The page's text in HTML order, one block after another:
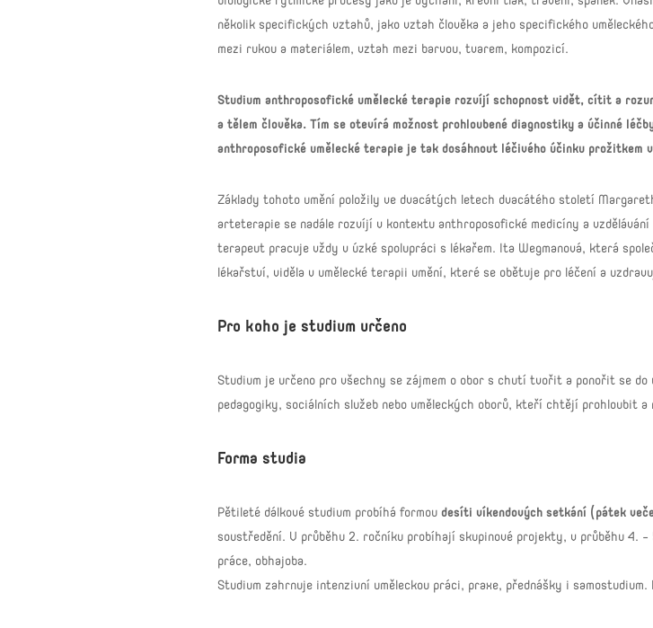
několik specifických vztahů, jako vztah člověka a jeho specifického
mezi rukou a materiálem, vztah mezi barvou, tvarem, kompozicí.
Studium anthroposofické umělecké terapie rozvíjí schopnost vidět, cítit a
a tělem člověka. Tím se otevírá možnost prohloubené diagnostiky a účinné
anthroposofické umělecké terapie je tak dosáhnout léčivého účinku prožitkem
Základy tohoto umění položily ve dvacátých letech dvacátého století
arteterapie se nadále rozvíjí v kontextu anthroposofické medicíny a
terapeut pracuje vždy v úzké spolupráci s lékařem. Ita Wegmanová, která
lékařství, viděla v umělecké terapii umění, které se obětuje pro léčení a
Pro koho je studium určeno
Studium je určeno pro všechny se zájmem o obor s chutí tvořit a ponořit se
pedagogiky, sociálních služeb nebo uměleckých oborů, kteří chtějí prohloubit
Forma studia
Pětileté dálkové studium probíhá formou desíti víkendových setkání (pátek
soustředění. V průběhu 2. ročníku probíhají skupinové projekty, v průběhu 4.
práce, obhajoba.
Studium zahrnuje intenzivní uměleckou práci, praxe, přednášky i